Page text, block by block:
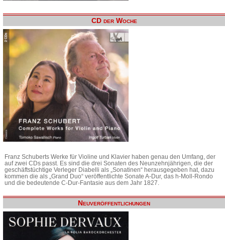
CD der Woche
Franz Schuberts Werke für Violine und Klavier haben genau den Umfang, der
auf zwei CDs passt. Es sind die drei Sonaten des Neunzehnjährigen, die der
geschäftstüchtige Verleger Diabelli als „Sonatinen“ herausgegeben hat, dazu
kommen die als „Grand Duo“ veröffentlichte Sonate A-Dur, das h-Moll-Rondo
und die bedeutende C-Dur-Fantasie aus dem Jahr 1827.
Neuveröffentlichungen